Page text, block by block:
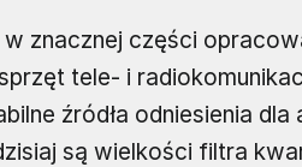
w znacznej części
tele- i
źródła odniesienia
są wielkości filtra